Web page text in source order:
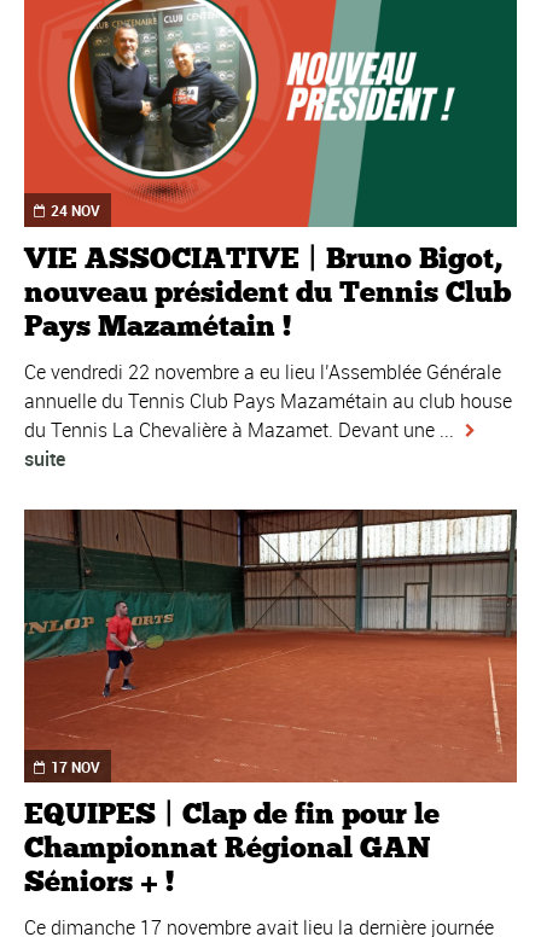
24 NOV
VIE ASSOCIATIVE | Bruno Bigot,
nouveau président du Tennis Club
Pays Mazamétain !
Ce vendredi 22 novembre a eu lieu l’Assemblée Générale
annuelle du Tennis Club Pays Mazamétain au club house
du Tennis La Chevalière à Mazamet. Devant une ...
suite
17 NOV
EQUIPES | Clap de fin pour le
Championnat Régional GAN
Séniors + !
Ce dimanche 17 novembre avait lieu la dernière journée